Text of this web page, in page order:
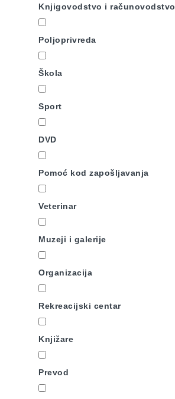
Knjigovodstvo i računovodstvo
Poljoprivreda
Škola
Sport
DVD
Pomoć kod zapošljavanja
Veterinar
Muzeji i galerije
Organizacija
Rekreacijski centar
Knjižare
Prevod